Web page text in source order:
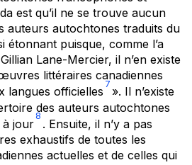
est qu’il ne se trouve aucun
auteurs autochtones traduits du
étonnant puisque, comme l’a
Lane-Mercier, il n’en existe
littéraires canadiennes
langues officielles
7
». Il n’existe
des auteurs autochtones
à jour
8
. Ensuite, il n’y a pas
exhaustifs de toutes les
actuelles et de celles qui